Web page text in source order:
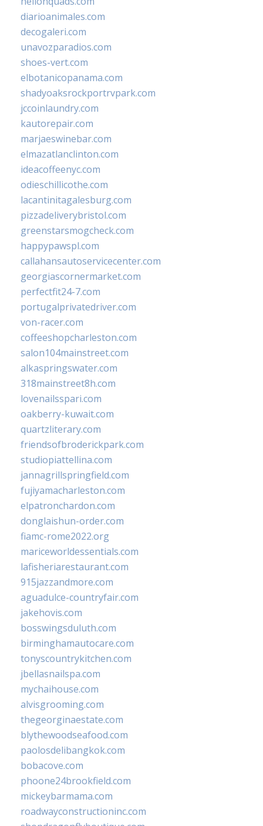
diarioanimales.com
decogaleri.com
unavozparadios.com
shoes-vert.com
elbotanicopanama.com
shadyoaksrockportrvpark.com
jccoinlaundry.com
kautorepair.com
marjaeswinebar.com
elmazatlanclinton.com
ideacoffeenyc.com
odieschillicothe.com
lacantinitagalesburg.com
pizzadeliverybristol.com
greenstarsmogcheck.com
happypawspl.com
callahansautoservicecenter.com
georgiascornermarket.com
perfectfit24-7.com
portugalprivatedriver.com
von-racer.com
coffeeshopcharleston.com
salon104mainstreet.com
alkaspringswater.com
318mainstreet8h.com
lovenailsspari.com
oakberry-kuwait.com
quartzliterary.com
friendsofbroderickpark.com
studiopiattellina.com
jannagrillspringfield.com
fujiyamacharleston.com
elpatronchardon.com
donglaishun-order.com
fiamc-rome2022.org
mariceworldessentials.com
lafisheriarestaurant.com
915jazzandmore.com
aguadulce-countryfair.com
jakehovis.com
bosswingsduluth.com
birminghamautocare.com
tonyscountrykitchen.com
jbellasnailspa.com
mychaihouse.com
alvisgrooming.com
thegeorginaestate.com
blythewoodseafood.com
paolosdelibangkok.com
bobacove.com
phoone24brookfield.com
mickeybarmama.com
roadwayconstructioninc.com